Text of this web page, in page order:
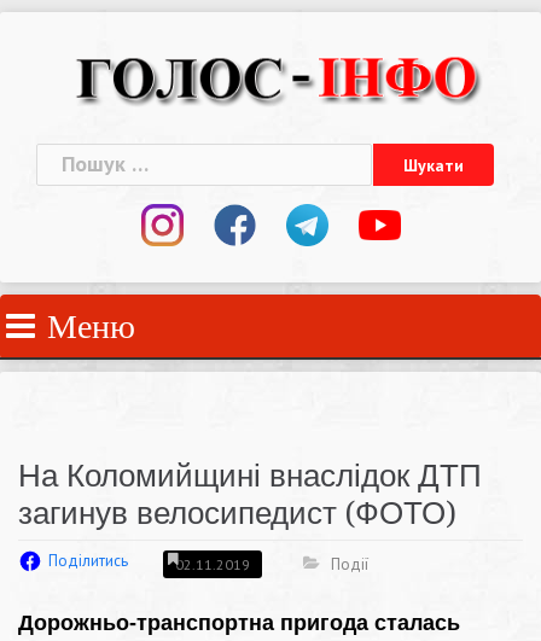
Пошук:
Меню
На Коломийщині внаслідок ДТП
загинув велосипедист (ФОТО)
Поділитись 02.11.2019 Події
Дорожньо-транспортна пригода сталась